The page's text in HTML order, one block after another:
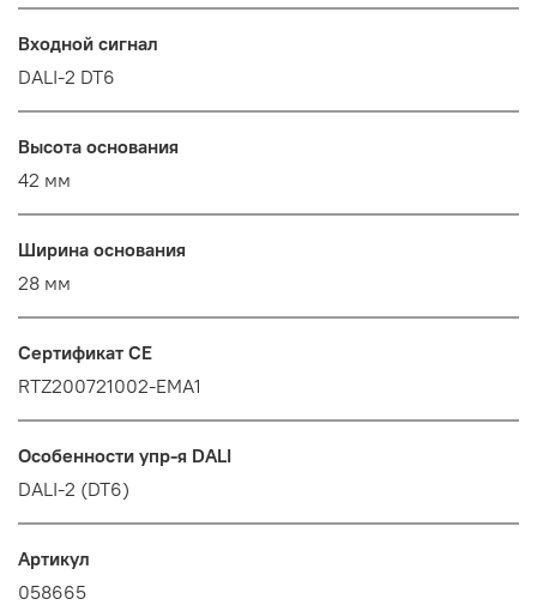
Входной сигнал
DALI-2 DT6
Высота основания
42 мм
Ширина основания
28 мм
Сертификат CE
RTZ200721002-EMA1
Особенности упр-я DALI
DALI-2 (DT6)
Артикул
058665